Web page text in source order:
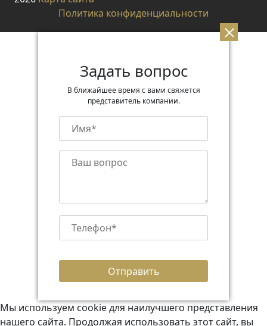
Политика конфиденциальности
Задать вопрос
В ближайшее время с вами свяжется
представитель компании.
Мы используем cookie для наилучшего представления
нашего сайта. Продолжая использовать этот сайт, вы